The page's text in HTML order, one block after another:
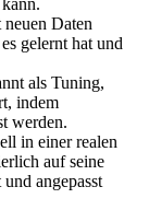
Daten
gelernt hat und
als Tuning,
indem
werden.
in einer realen
auf seine
angepasst